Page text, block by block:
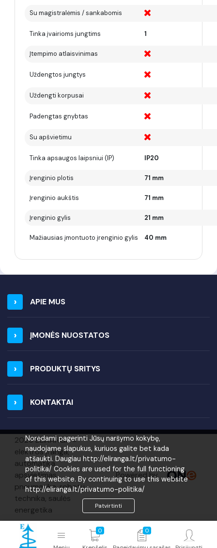
Norėdami pagerinti Jūsų naršymo kokybę,
naudojame slapukus, kuriuos galite bet kada
atšaukti. Daugiau http://eliranga.lt/privatumo-
politika/ Cookies are used for the full functioning
of this website. By continuing to use this website
http://eliranga.lt/privatumo-politika/
Patvirtinti
Su magistralėmis / sankabomis
Tinka įvairioms jungtims 1
Įtempimo atlaisvinimas
Uždengtos jungtys
Uždengti korpusai
Padengtas gnybtas
Su apšvietimu
Tinka apsaugos laipsniui (IP) IP20
Įrenginio plotis 71 mm
Įrenginio aukštis 71 mm
Įrenginio gylis 21 mm
Mažiausias įmontuoto įrenginio gylis 40 mm
APIE MUS
ĮMONĖS NUOSTATOS
PRODUKTŲ SRITYS
KONTAKTAI
2026 ELIRANGA =
elektros įranga,
automatika,
apšvietimas,
pneumatika, robotų
technika, saulės
energetika
Powered by
0 0